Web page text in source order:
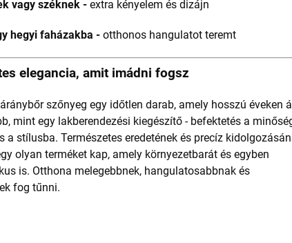
vagy széknek - extra kényelem és dizájn
hegyi faházakba - otthonos hangulatot teremt
elegancia, amit imádni fogsz
szőnyeg egy időtlen darab, amely hosszú éveken
mint egy lakberendezési kiegészítő - befektetés a
a stílusba. Természetes eredetének és precíz
olyan terméket kap, amely környezetbarát és egyben
is. Otthona melegebbnek, hangulatosabbnak és
fog tűnni.